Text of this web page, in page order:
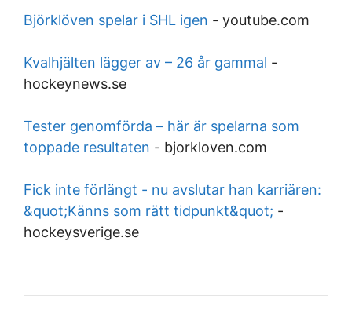
Björklöven spelar i SHL igen - youtube.com
Kvalhjälten lägger av – 26 år gammal -
hockeynews.se
Tester genomförda – här är spelarna som
toppade resultaten - bjorkloven.com
Fick inte förlängt - nu avslutar han karriären:
&quot;Känns som rätt tidpunkt&quot; -
hockeysverige.se